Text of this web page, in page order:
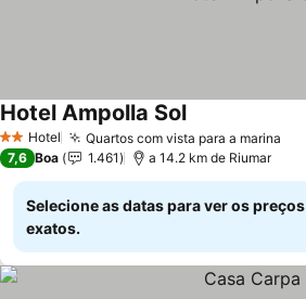
2 Estrelas
Hotel Quartos com vista para a marina
Hotel Ampolla Sol
7,6 Boa 1.461 a 14.2 km de Riumar
Selecione as datas para ver os preços
exatos.